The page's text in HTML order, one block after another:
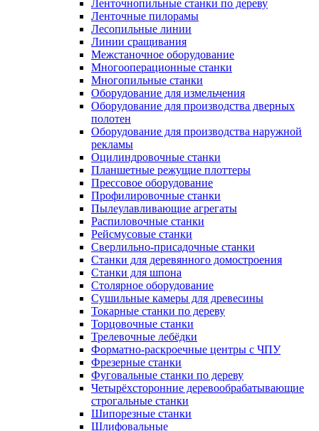
Ленточнопильные станки по дереву
Ленточные пилорамы
Лесопильные линии
Линии сращивания
Межстаночное оборудование
Многооперационные станки
Многопильные станки
Оборудование для измельчения
Оборудование для производства дверных
полотен
Оборудование для производства наружной
рекламы
Оцилиндровочные станки
Планшетные режущие плоттеры
Прессовое оборудование
Профилировочные станки
Пылеулавливающие агрегаты
Распиловочные станки
Рейсмусовые станки
Сверлильно-присадочные станки
Станки для деревянного домостроения
Станки для шпона
Столярное оборудование
Сушильные камеры для древесины
Токарные станки по дереву
Торцовочные станки
Трелевочные лебёдки
Форматно-раскроечные центры с ЧПУ
Фрезерные станки
Фуговальные станки по дереву
Четырёхсторонние деревообрабатывающие
строгальные станки
Шипорезные станки
Шлифовальные